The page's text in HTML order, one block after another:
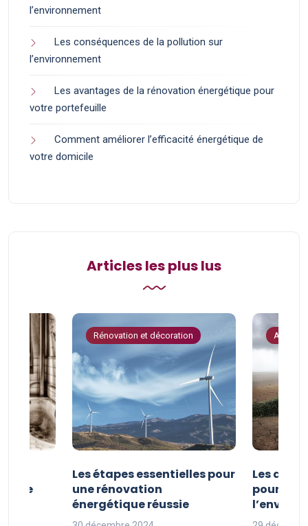
l’environnement
Les conséquences de la pollution sur
l’environnement
Les avantages de la rénovation énergétique pour
votre portefeuille
Comment améliorer l’efficacité énergétique de
votre domicile
Articles les plus lus
Rénovation et décoration
Les étapes essentielles pour
une rénovation
énergétique réussie
Les
pour